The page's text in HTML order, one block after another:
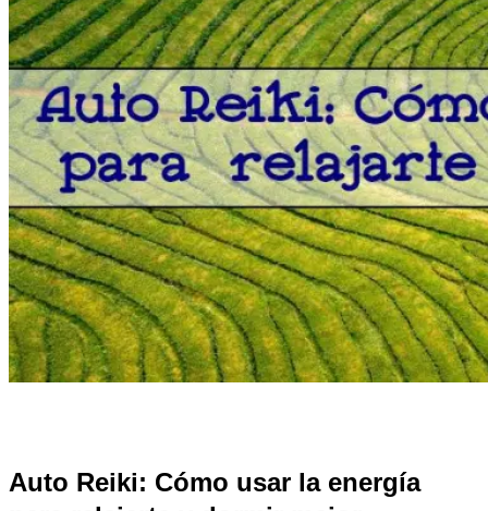
Auto Reiki: Cómo usar la energía